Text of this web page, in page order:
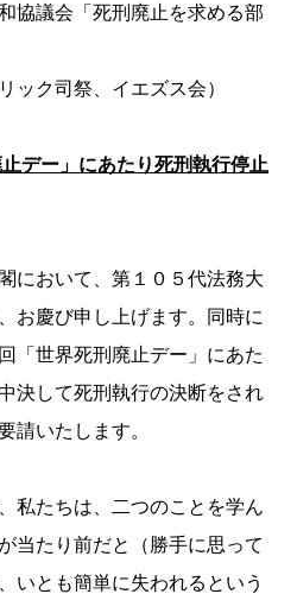
協議会「死刑廃止を求める部
ク司祭、イエズス会）
デー」にあたり死刑執行停止
において、第１０５代法務大
お慶び申し上げます。同時に
「世界死刑廃止デー」にあた
決して死刑執行の決断をされ
請いたします。
私たちは、二つのことを学ん
当たり前だと（勝手に思って
いとも簡単に失われるという